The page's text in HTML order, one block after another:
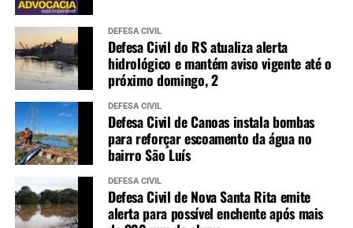
DEFESA CIVIL
Defesa Civil do RS atualiza alerta
hidrológico e mantém aviso vigente até o
próximo domingo, 2
DEFESA CIVIL
Defesa Civil de Canoas instala bombas
para reforçar escoamento da água no
bairro São Luís
DEFESA CIVIL
Defesa Civil de Nova Santa Rita emite
alerta para possível enchente após mais